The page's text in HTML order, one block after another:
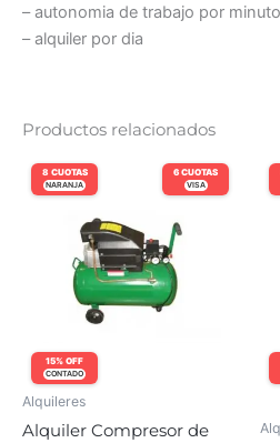
– autonomia de trabajo por
– alquiler por dia
Productos relacionados
6 CUOTAS
VISA
8 CUOTAS
NARANJA
15% OFF
CONTADO
Alquileres
Alquiler Compresor de